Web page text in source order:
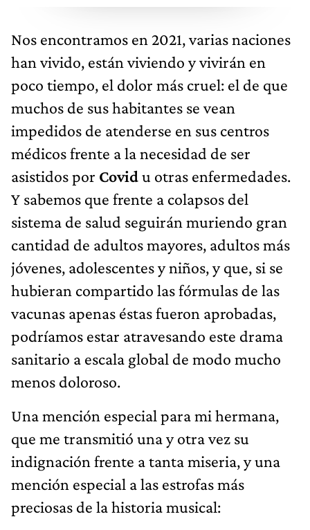
Nos encontramos en 2021, varias naciones
han vivido, están viviendo y vivirán en
poco tiempo, el dolor más cruel: el de que
muchos de sus habitantes se vean
impedidos de atenderse en sus centros
médicos frente a la necesidad de ser
asistidos por Covidu otras enfermedades.
Y sabemos que frente a colapsos del
sistema de salud seguirán muriendo gran
cantidad de adultos mayores, adultos más
jóvenes, adolescentes y niños, y que, si se
hubieran compartido las fórmulas de las
vacunas apenas éstas fueron aprobadas,
podríamos estar atravesando este drama
sanitario a escala global de modo mucho
menos doloroso.
Una mención especial para mi hermana,
que me transmitió una y otra vez su
indignación frente a tanta miseria, y una
mención especial a las estrofas más
preciosas de la historia musical: